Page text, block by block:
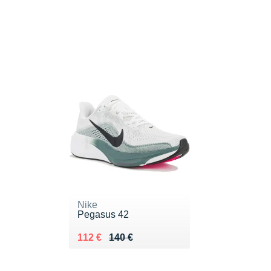
Nike
Pegasus 42
140 €
Au lieu de 140 €
112 €
Vendu 112 €